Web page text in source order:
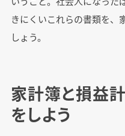
きにくいこれらの書類を、
しょう。
家計簿と損益
をしよう